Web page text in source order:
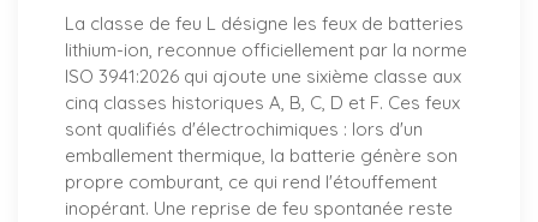
La classe de feu L désigne les feux de batteries
lithium-ion, reconnue officiellement par la norme
ISO 3941:2026 qui ajoute une sixième classe aux
cinq classes historiques A, B, C, D et F. Ces feux
sont qualifiés d'électrochimiques : lors d'un
emballement thermique, la batterie génère son
propre comburant, ce qui rend l'étouffement
inopérant. Une reprise de feu spontanée reste